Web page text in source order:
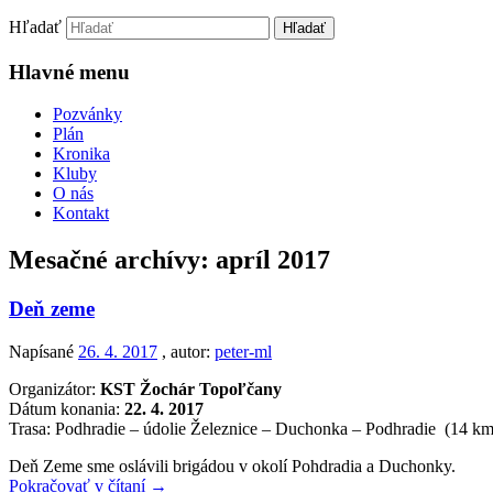
Hľadať
Hlavné menu
Pozvánky
Plán
Kronika
Kluby
O nás
Kontakt
Mesačné archívy: apríl 2017
Deň zeme
Napísané 26. 4. 2017 , autor: peter-ml
Organizátor: KST Žochár Topoľčany
Dátum konania: 22. 4. 2017
Trasa: Podhradie – údolie Železnice – Duchonka – Podhradie (14
Deň Zeme sme oslávili brigádou v okolí Pohdradia a Duchonky.
Pokračovať v čítaní →